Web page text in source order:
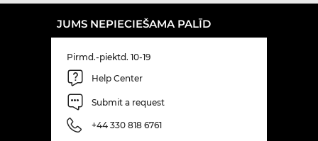
JUMS NEPIECIEŠAMA PALĪD
Pirmd.-piektd. 10-19
Help Center
Submit a request
+44 330 818 6761